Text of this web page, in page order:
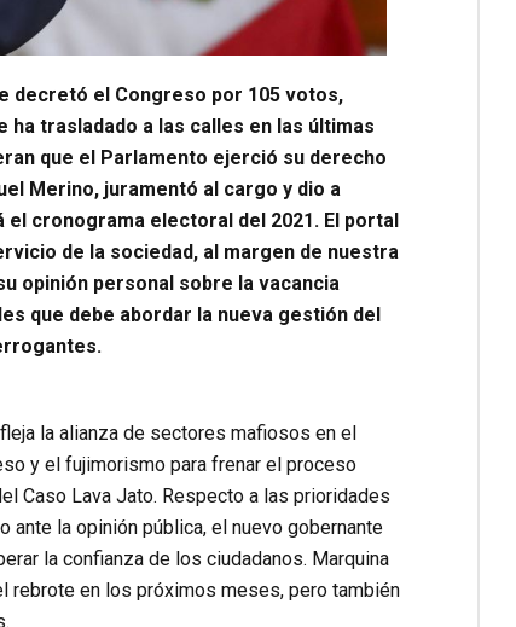
decretó el Congreso por 105 votos,
trasladado a las calles en las últimas
que el Parlamento ejerció su derecho
Merino, juramentó al cargo y dio a
cronograma electoral del 2021. El portal
de la sociedad, al margen de nuestra
opinión personal sobre la vacancia
que debe abordar la nueva gestión del
la alianza de sectores mafiosos en el
y el fujimorismo para frenar el proceso
Caso Lava Jato. Respecto a las prioridades
la opinión pública, el nuevo gobernante
la confianza de los ciudadanos. Marquina
rebrote en los próximos meses, pero también